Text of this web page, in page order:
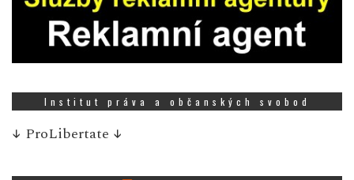
Institut práva a občanských svobod
↓ ProLibertate ↓